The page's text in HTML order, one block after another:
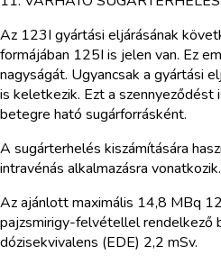
Az 123I gyártási eljárásának
formájában 125I is jelen van. Ez
nagyságát. Ugyancsak a gyártási
is keletkezik. Ezt a szennyeződést
betegre ható sugárforrásként.
A sugárterhelés kiszámítására
intravénás alkalmazásra vonatkozik.
Az ajánlott maximális 14,8 MBq
pajzsmirigy-felvétellel rendelkező
dózisekvivalens (EDE) 2,2 mSv.